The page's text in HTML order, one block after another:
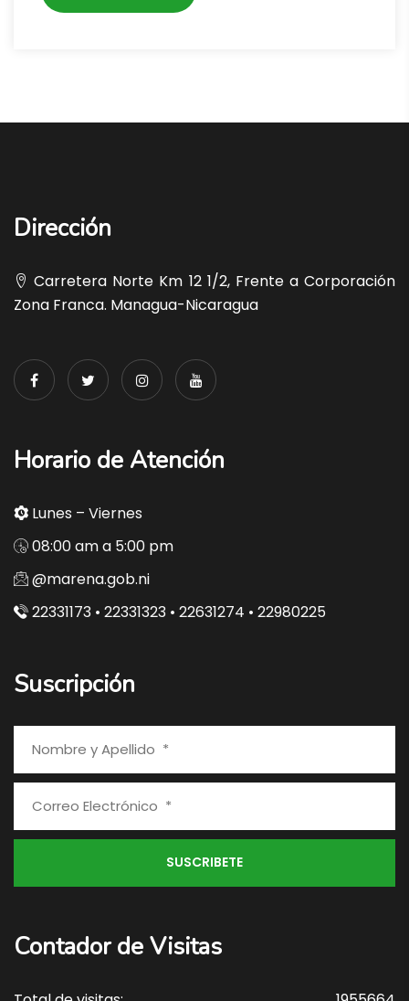
Dirección
Carretera Norte Km 12 1/2, Frente a Corporación
Zona Franca. Managua-Nicaragua
Horario de Atención
Lunes – Viernes
08:00 am a 5:00 pm
@marena.gob.ni
22331173 • 22331323 • 22631274 • 22980225
Suscripción
Contador de Visitas